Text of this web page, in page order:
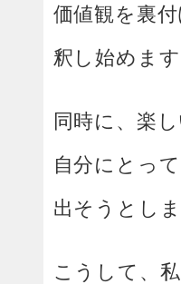
価値観を裏
釈し始めます
同時に、楽
自分にとっ
出そうとしま
こうして、